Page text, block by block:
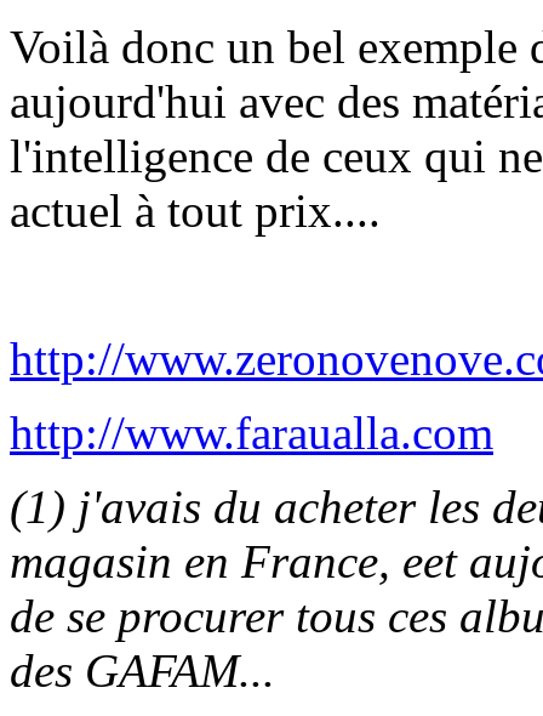
Voilà donc un bel exemple
aujourd'hui avec des
l'intelligence de ceux qui
actuel à tout prix....
http://
http://www.faraualla.com
(1) j'avais du acheter les
magasin en France, eet
de se procurer tous ces
des GAFAM...